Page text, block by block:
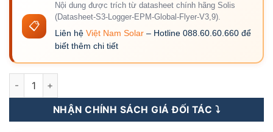
📋
Nội dung được trích từ datasheet chính hãng Solis
(Datasheet-S3-Logger-EPM-Global-Flyer-V3,9).
Liên hệ Việt Nam Solar – Hotline 088.60.60.660 để
biết thêm chi tiết
S3-Logger-EPM - Bộ Thu Thập Dữ Liệu Solis số lượng
NHẬN CHÍNH SÁCH GIÁ ĐỐI TÁC ⤵️